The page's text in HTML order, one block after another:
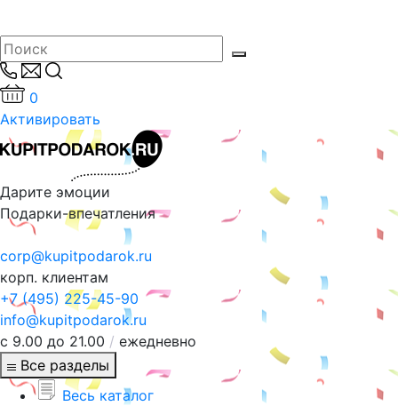
0
Активировать
Дарите эмоции
Подарки-впечатления
corp@kupitpodarok.ru
корп. клиентам
+7 (495) 225-45-90
info@kupitpodarok.ru
с 9.00 до 21.00 / ежедневно
Все разделы
Весь каталог